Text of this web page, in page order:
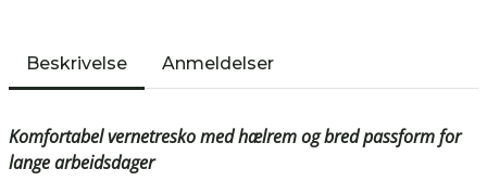
Beskrivelse Anmeldelser
Komfortabel vernetresko med hælrem og bred passform for
lange arbeidsdager